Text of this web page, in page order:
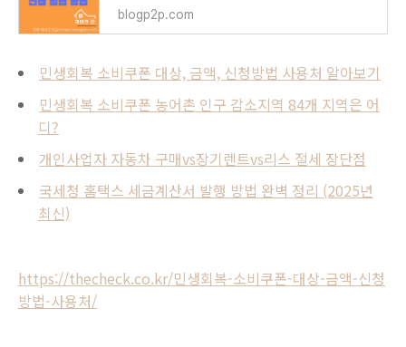
blogp2p.com
민생회복 소비쿠폰 대상, 금액, 신청방법 사용처 알아보기
민생회복 소비쿠폰 농어촌 인구 감소지역 84개 지역은 어
디?
개인사업자 자동차 구매vs장기렌트vs리스 절세 장단점
국세청 홈택스 세금계산서 발행 방법 완벽 정리 (2025년
최신)
https://thecheck.co.kr/민생회복-소비쿠폰-대상-금액-신청
방법-사용처/